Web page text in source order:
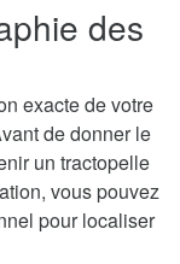
des
exacte de votre
de donner le
un tractopelle
vous pouvez
pour localiser